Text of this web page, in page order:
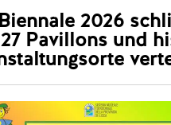
2026
Pavillons und